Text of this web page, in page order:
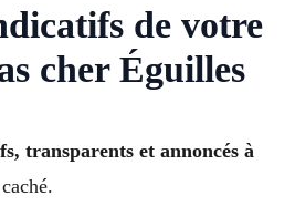
de votre
cher Éguilles
transparents et annoncés à